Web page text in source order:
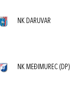
NK DARUVAR
NK MEĐIMUREC (DP)